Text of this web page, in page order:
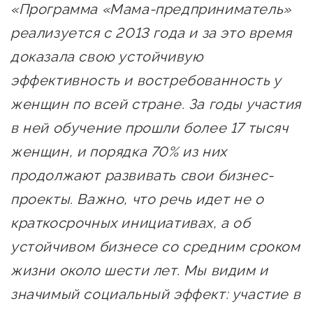
«Программа «Мама-предприниматель»
реализуется с 2013 года и за это время
доказала свою устойчивую
эффективность и востребованность у
женщин по всей стране. За годы участия
в ней обучение прошли более 17 тысяч
женщин, и порядка 70% из них
продолжают развивать свои бизнес-
проекты. Важно, что речь идет не о
краткосрочных инициативах, а об
устойчивом бизнесе со средним сроком
жизни около шести лет. Мы видим и
значимый социальный эффект: участие в